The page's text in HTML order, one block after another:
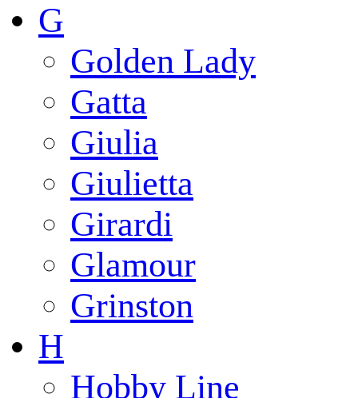
G
Golden Lady
Gatta
Giulia
Giulietta
Girardi
Glamour
Grinston
H
Hobby Line